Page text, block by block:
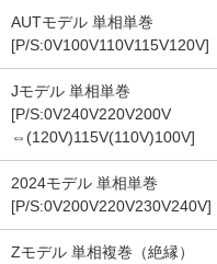
AUTモデル 単相単巻
[P/S:0V100V110V115V120V]
Jモデル 単相単巻
[P/S:0V240V220V200V
⇔(120V)115V(110V)100V]
2024モデル 単相単巻
[P/S:0V200V220V230V240V]
Zモデル 単相複巻（絶縁）